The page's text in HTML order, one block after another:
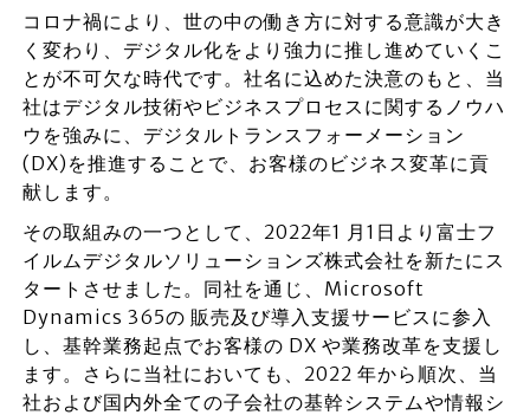
コロナ禍により、世の中の働き方に対する意識が大き
く変わり、デジタル化をより強力に推し進めていくこ
とが不可欠な時代です。社名に込めた決意のもと、当
社はデジタル技術やビジネスプロセスに関するノウハ
ウを強みに、デジタルトランスフォーメーション
(DX)を推進することで、お客様のビジネス変革に貢
献します。
その取組みの一つとして、2022年1 月1日より富士フ
イルムデジタルソリューションズ株式会社を新たにス
タートさせました。同社を通じ、Microsoft
Dynamics 365の 販売及び導入支援サービスに参入
し、基幹業務起点でお客様の DX や業務改革を支援し
ます。さらに当社においても、2022 年から順次、当
社および国内外全ての子会社の基幹システムや情報シ